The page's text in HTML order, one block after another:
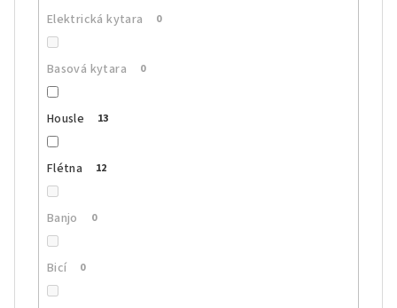
Elektrická kytara 0
Basová kytara 0
Housle 13
Flétna 12
Banjo 0
Bicí 0